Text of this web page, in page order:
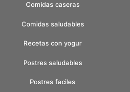
Comidas caseras
Comidas saludables
Recetas con yogur
Postres saludables
Postres faciles